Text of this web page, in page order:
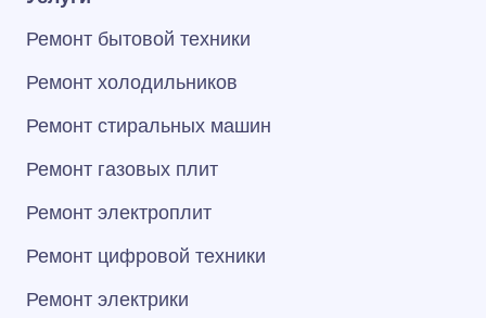
Ремонт бытовой техники
Ремонт холодильников
Ремонт стиральных машин
Ремонт газовых плит
Ремонт электроплит
Ремонт цифровой техники
Ремонт электрики